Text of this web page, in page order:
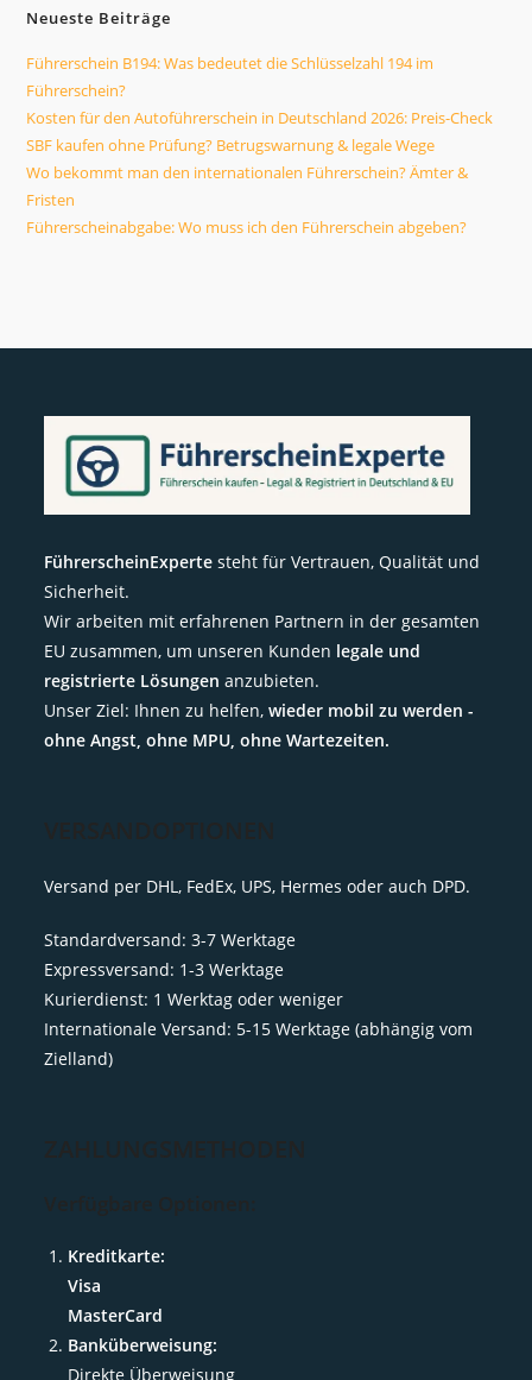
Fristen
Neueste Beiträge
Führerschein B194: Was bedeutet die Schlüsselzahl 194 im
Führerschein?
Kosten für den Autoführerschein in Deutschland 2026: Preis-Check
SBF kaufen ohne Prüfung? Betrugswarnung & legale Wege
Wo bekommt man den internationalen Führerschein? Ämter &
Fristen
Führerscheinabgabe: Wo muss ich den Führerschein abgeben?
FührerscheinExperte steht für Vertrauen, Qualität und
Sicherheit.
Wir arbeiten mit erfahrenen Partnern in der gesamten
EU zusammen, um unseren Kunden legale und
registrierte Lösungen anzubieten.
Unser Ziel: Ihnen zu helfen,wieder mobil zu werden -
ohne Angst, ohne MPU, ohne Wartezeiten.
Versand per DHL, FedEx, UPS, Hermes oder auch DPD.
Standardversand: 3-7 Werktage
Expressversand: 1-3 Werktage
Kurierdienst: 1 Werktag oder weniger
Internationale Versand: 5-15 Werktage (abhängig vom
Zielland)
Kreditkarte:
Visa
MasterCard
Banküberweisung:
Direkte Überweisung